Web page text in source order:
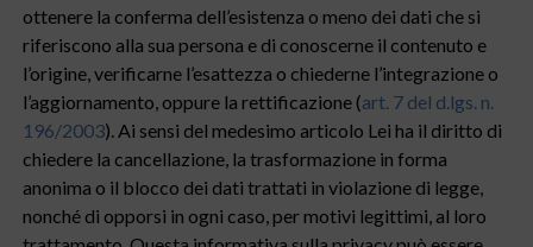
ottenere la conferma dell’esistenza o meno dei dati che si
riferiscono alla sua persona e di conoscerne il contenuto e
l’origine, verificarne l’esattezza o chiederne l’integrazione o
l’aggiornamento, oppure la rettificazione (art. 7 del d.lgs. n.
196/2003). Ai sensi del medesimo articolo Lei ha il diritto di
chiedere la cancellazione, la trasformazione in forma
anonima o il blocco dei dati trattati in violazione di legge,
nonché di opporsi in ogni caso, per motivi legittimi, al loro